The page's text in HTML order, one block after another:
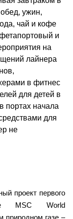
проект первого
MSC World
природном газе –
ужин,
чай и кофе
и
на
лайнера
в фитнес
для детей в
портах начала
для
не